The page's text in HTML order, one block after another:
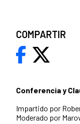
Conferencia y
Impartido por
Moderado por
COMPARTIR